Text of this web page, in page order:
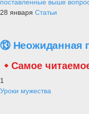
поставленные выше
28 января Статьи
⑬ Неожиданная
Самое
1
Уроки мужества